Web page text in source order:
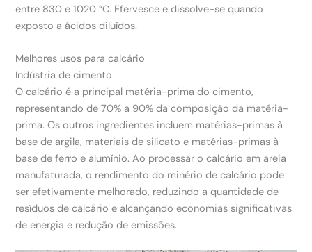
entre 830 e 1020 °C. Efervesce e dissolve-se quando
exposto a ácidos diluídos.
Melhores usos para calcário
Indústria de cimento
O calcário é a principal matéria-prima do cimento,
representando de 70% a 90% da composição da matéria-
prima. Os outros ingredientes incluem matérias-primas à
base de argila, materiais de silicato e matérias-primas à
base de ferro e alumínio. Ao processar o calcário em areia
manufaturada, o rendimento do minério de calcário pode
ser efetivamente melhorado, reduzindo a quantidade de
resíduos de calcário e alcançando economias significativas
de energia e redução de emissões.